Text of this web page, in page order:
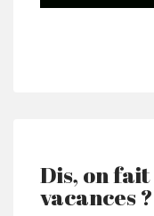
Dis, on
vacances ?